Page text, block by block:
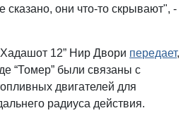
сказано, они что-то скрывают", -
12” Нир Двори передает,
“Томер” были связаны с
двигателей для
радиуса действия.